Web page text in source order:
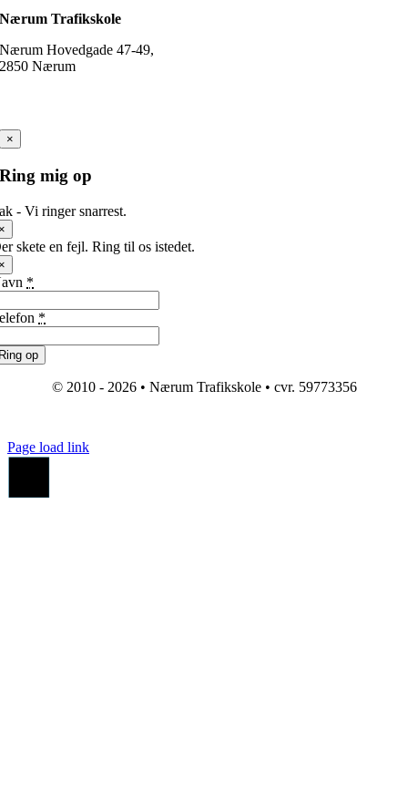
Nærum Trafikskole
Nærum Hovedgade 47-49,
2850 Nærum
×
Ring mig op
- Vi ringer snarrest.
skete en fejl. Ring til os istedet.
*
*
op
© 2010 - 2026 • Nærum Trafikskole • cvr. 59773356
Page load link
Go
Top